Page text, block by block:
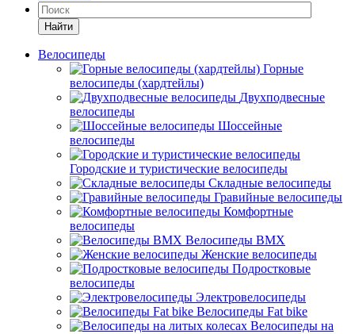
Найти
Велосипеды
Горные
велосипеды (хардтейлы)
Двухподвесные
велосипеды
Шоссейные
велосипеды
Городские и туристические велосипеды
Складные велосипеды
Гравийные велосипеды
Комфортные
велосипеды
Велосипеды BMX
Женские велосипеды
Подростковые
велосипеды
Электровелосипеды
Велосипеды Fat bike
Велосипеды на